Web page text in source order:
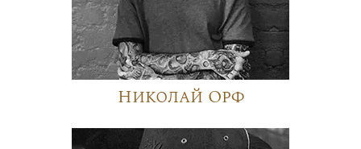
Николай Орф